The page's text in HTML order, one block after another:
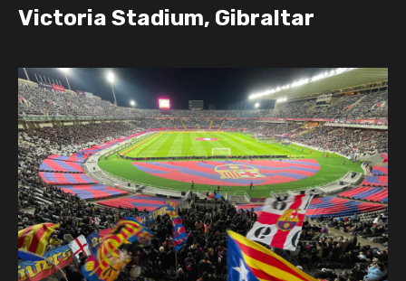
Victoria Stadium, Gibraltar